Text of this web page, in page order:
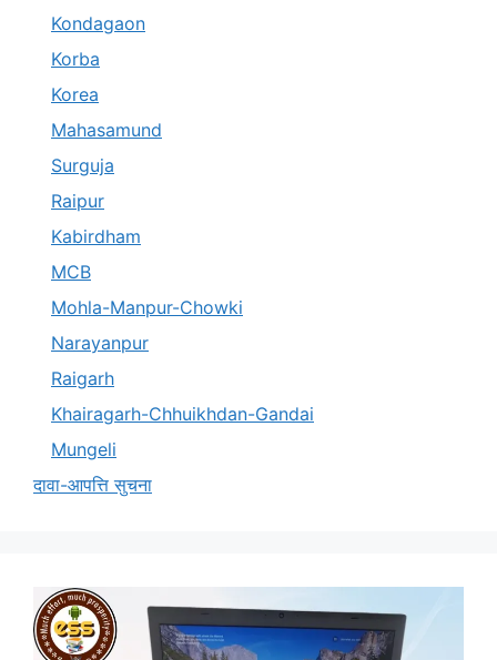
Kondagaon
Korba
Korea
Mahasamund
Surguja
Raipur
Kabirdham
MCB
Mohla-Manpur-Chowki
Narayanpur
Raigarh
Khairagarh-Chhuikhdan-Gandai
Mungeli
दावा-आपत्ति सुचना